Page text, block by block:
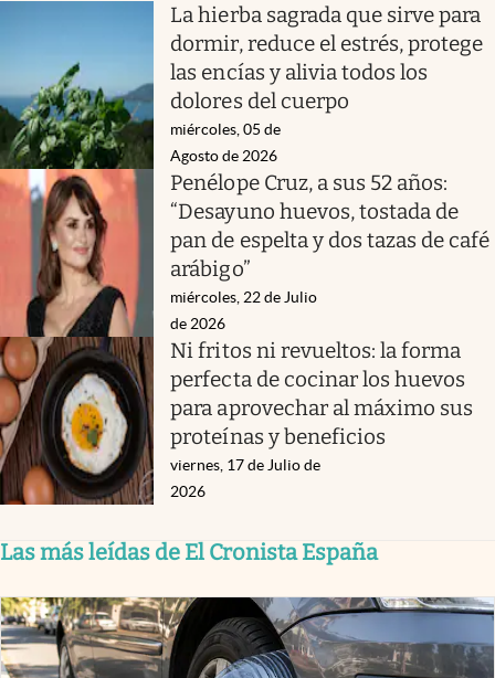
La hierba sagrada que sirve para
dormir, reduce el estrés, protege
las encías y alivia todos los
dolores del cuerpo
miércoles, 05 de
Agosto de 2026
Penélope Cruz, a sus 52 años:
“Desayuno huevos, tostada de
pan de espelta y dos tazas de café
arábigo”
miércoles, 22 de Julio
de 2026
Ni fritos ni revueltos: la forma
perfecta de cocinar los huevos
para aprovechar al máximo sus
proteínas y beneficios
viernes, 17 de Julio de
2026
Las más leídas de El Cronista España